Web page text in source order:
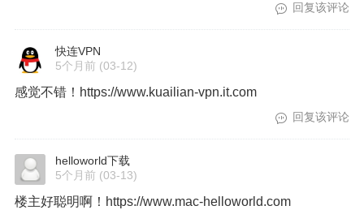
回复该评论
快连VPN
5个月前 (03-12)
感觉不错！https://www.kuailian-vpn.it.com
回复该评论
helloworld下载
5个月前 (03-13)
楼主好聪明啊！https://www.mac-helloworld.com